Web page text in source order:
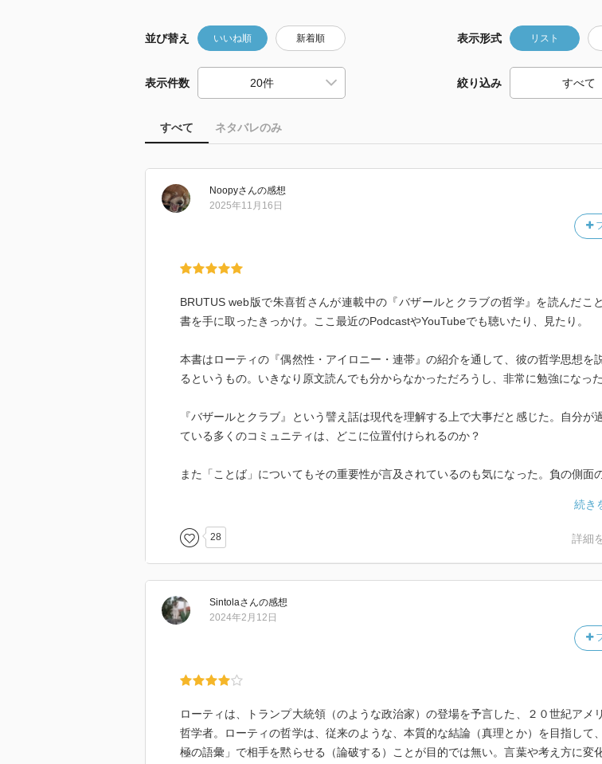
並び替え いいね順 新着順 表示形式 リスト
表示件数 絞り込み
すべて ネタバレのみ
Noopyさんの感想
2025年11月16日
BRUTUS web版で朱喜哲さんが連載中の『バザールとクラブの哲学』を読んだこ
書を手に取ったきっかけ。ここ最近のPodcastやYouTubeでも聴いたり、見たり。
本書はローティの『偶然性・アイロニー・連帯』の紹介を通して、彼の哲学思想を
るというもの。いきなり原文読んでも分からなかっただろうし、非常に勉強になった
『バザールとクラブ』という譬え話は現代を理解する上で大事だと感じた。自分が
ている多くのコミュニティは、どこに位置付けられるのか？
また「ことば」についてもその重要性が言及されているのも気になった。負の側面
プラグマティズムに興味持ったので少し勉強したいな、と思いました。
28 詳細
Sintolaさんの感想
2024年2月12日
ローティは、トランプ大統領（のような政治家）の登場を予言した、２０世紀アメ
哲学者。ローティの哲学は、従来のような、本質的な結論（真理とか）を目指して
極の語彙」で相手を黙らせる（論破する）ことが目的では無い。言葉や考え方に変